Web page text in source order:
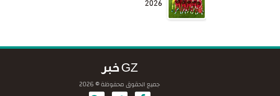
GZ خبر
جميع الحقوق محفوظة © 2026